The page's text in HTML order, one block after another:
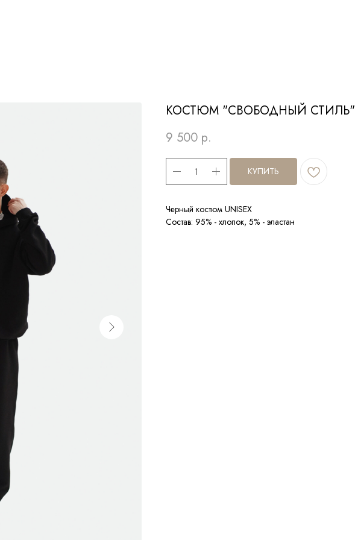
КОСТЮМ "СВОБОДНЫЙ СТИЛЬ"
9 500 р.
КУПИТЬ
Черный костюм UNISEX
Состав: 95% - хлопок, 5% - эластан